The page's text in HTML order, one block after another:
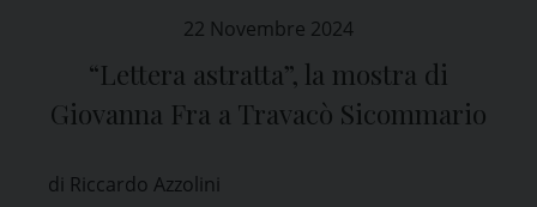
22 Novembre 2024
“Lettera astratta”, la mostra di
Giovanna Fra a Travacò Sicommario
di Riccardo Azzolini